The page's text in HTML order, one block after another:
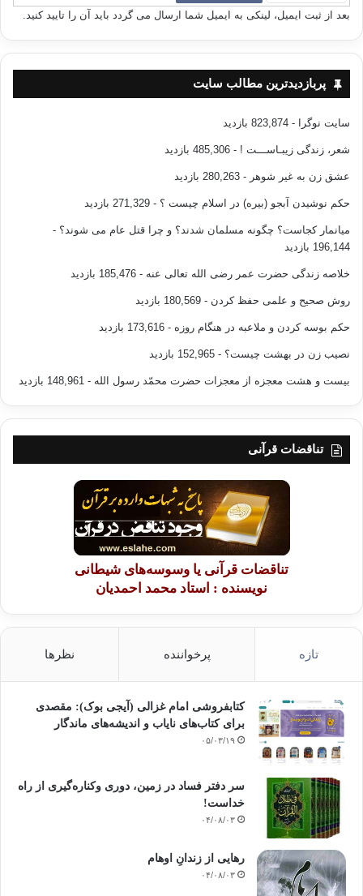
بعد از ثبت ایمیل، لینکی به ایمیل شما ارسال می گردد باید آن را تایید کنید.
پربازدیدترین مطالب سایت
سایت نوگرا - 823,874 بازدید
شعر، زندگی زیبـاســـت ! - 485,306 بازدید
عشق زن به غیر شوهر - 280,263 بازدید
حکم نوشیدن آبجو (بیره) در اسلام چیست ؟ - 271,329 بازدید
میانمار کجاست؟ چگونه مسلمان شدند؟ و چرا قتل عام می شوند؟ -
196,144 بازدید
خلاصه زندگی حضرت عمر رضی الله تعالی عنه - 185,476 بازدید
روش صحیح و علمی حفظ کردن - 180,569 بازدید
حکم بوسه کردن و ملاعبه در هنگام روزه - 173,616 بازدید
نصیب زن در بهشت چیست؟ - 152,965 بازدید
بیست و هشت معجزه از معجزات حضرت محمّد رسول الله - 148,961 بازدید
تناقضات قرآنی
تناقضات قرآنی یا وسوسه‌های شیطانی
نویسنده : استاد محمد احمدیان
تازه پرخواننده نظرها
کتابفروشی امام غزالی (آیجی بوک): مقصدی
برای کتاب‌های نایاب و اندیشه‌های ماندگار
۰۵/۰۳/۱۹
سر دفتر فساد در زمین‌، دوری وکناره‌گیری از راه
خداست‌!
۰۴/۰۸/۰۳
رهایی از زندانِ اوهام
۰۴/۰۸/۰۳